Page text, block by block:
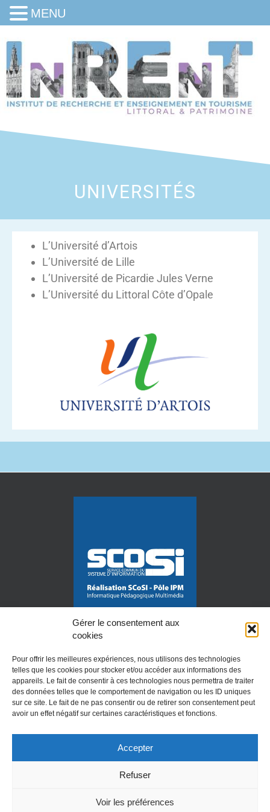
Gérer le consentement aux
cookies
Pour offrir les meilleures expériences, nous utilisons des technologies
telles que les cookies pour stocker et/ou accéder aux informations des
appareils. Le fait de consentir à ces technologies nous permettra de traiter
des données telles que le comportement de navigation ou les ID uniques
sur ce site. Le fait de ne pas consentir ou de retirer son consentement peut
avoir un effet négatif sur certaines caractéristiques et fonctions.
Accepter
Refuser
Voir les préférences
UNIVERSITÉS
L’Université d’Artois
L’Université de Lille
L’Université de Picardie Jules Verne
L’Université du Littoral Côte d’Opale
Mention légales
MENU